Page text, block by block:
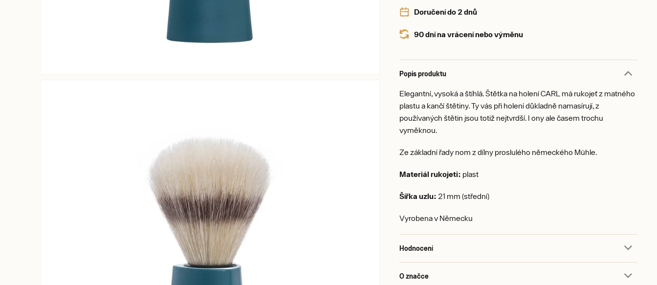
Doručení do 2 dnů
90 dní na vrácení nebo výměnu
Popis produktu
Elegantní, vysoká a štíhlá. Štětka na holení CARL má rukojeť z matného
plastu a kančí štětiny. Ty vás při holení důkladně namasírují, z
používaných štětin jsou totiž nejtvrdší. I ony ale časem trochu
vyměknou.
Ze základní řady nom z dílny proslulého německého Mühle.
Materiál rukojeti: plast
Šířka uzlu: 21 mm (střední)
Vyrobena v Německu
Hodnocení
O značce